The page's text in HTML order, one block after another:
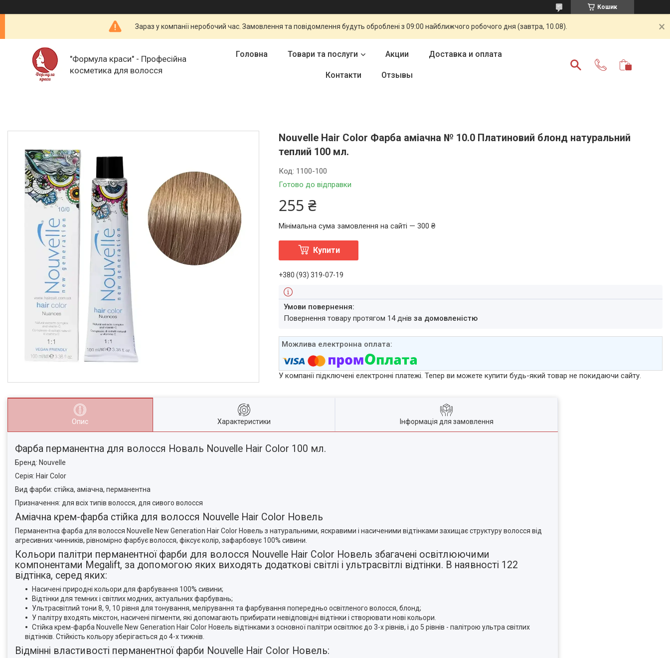
Кошик
Зараз у компанії неробочий час. Замовлення та повідомлення будуть оброблені з 09:00 найближчого робочого дня (завтра, 10.08).
"Формула краси" - Професійна
косметика для волосся
Головна Товари та послуги Акции Доставка и оплата
Контакти Отзывы
Nouvelle Hair Color Фарба аміачна № 10.0 Платиновий блонд натуральний
теплий 100 мл.
Готово до відправки
Код: 1100-100
255 ₴
Мінімальна сума замовлення на сайті — 300 ₴
Купити
+380 (93) 319-07-19
повернення товару протягом 14 днівза домовленістю
У компанії підключені електронні платежі. Тепер ви можете купити будь-який товар не покидаючи сайту.
Опис Характеристики Інформація для замовлення
Фарба перманентна для волосся Новаль Nouvelle Hair Color 100 мл.
Бренд: Nouvelle
Серія: Hair Color
Вид фарби: стійка, аміачна, перманентна
Призначення: для всіх типів волосся, для сивого волосся
Аміачна крем-фарба стійка для волосся Nouvelle Hair Color Новель
Перманентна фарба для волосся Nouvelle New Generation Hair Color Новель з натуральними, яскравими і насиченими відтінками захищає структуру волосся від
агресивних чинників, рівномірно фарбує волосся, фіксує колір, зафарбовує 100% сивини.
Кольори палітри перманентної фарби для волосся Nouvelle Hair Color Новель збагачені освітлюючими
компонентами Megalift, за допомогою яких виходять додаткові світлі і ультрасвітлі відтінки. В наявності 122
відтінка, серед яких:
Насичені природні кольори для фарбування 100% сивини;
Відтінки для темних і світлих модних, актуальних фарбувань;
Ультрасвітлий тони 8, 9, 10 рівня для тонування, мелірування та фарбування попередньо освітленого волосся, блонд;
У палітру входять мікстон, насичені пігменти, які допомагають прибирати невідповідні відтінки і створювати нові кольори.
Стійка крем-фарба Nouvelle New Generation Hair Color Новель відтінками з основної палітри освітлює до 3-х рівнів, і до 5 рівнів - палітрою ультра світлих
відтінків. Стійкість кольору зберігається до 4-х тижнів.
Відмінні властивості перманентної фарби Nouvelle Hair Color Новель: